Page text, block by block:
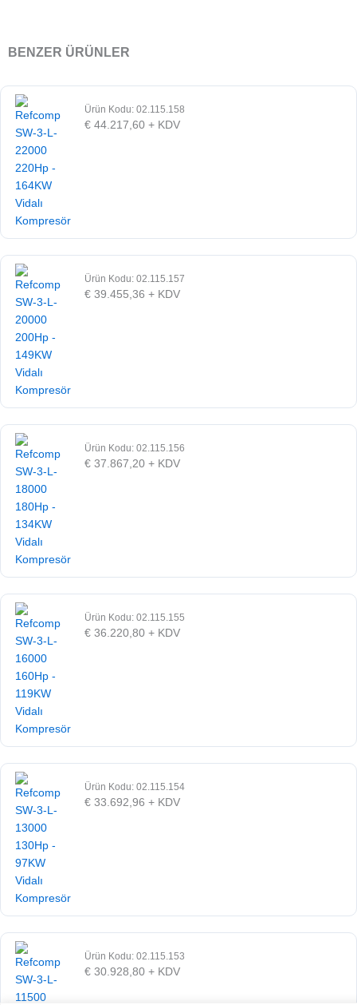
BENZER ÜRÜNLER
Ürün Kodu: 02.115.158
€ 44.217,60 + KDV
Ürün Kodu: 02.115.157
€ 39.455,36 + KDV
Ürün Kodu: 02.115.156
€ 37.867,20 + KDV
Ürün Kodu: 02.115.155
€ 36.220,80 + KDV
Ürün Kodu: 02.115.154
€ 33.692,96 + KDV
Ürün Kodu: 02.115.153
€ 30.928,80 + KDV